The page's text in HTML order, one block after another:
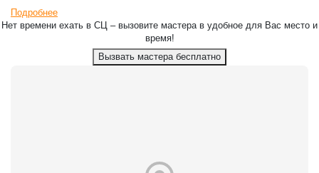
Подробнее
Нет времени ехать в СЦ – вызовите мастера в удобное для Вас место и
время!
Вызвать мастера бесплатно